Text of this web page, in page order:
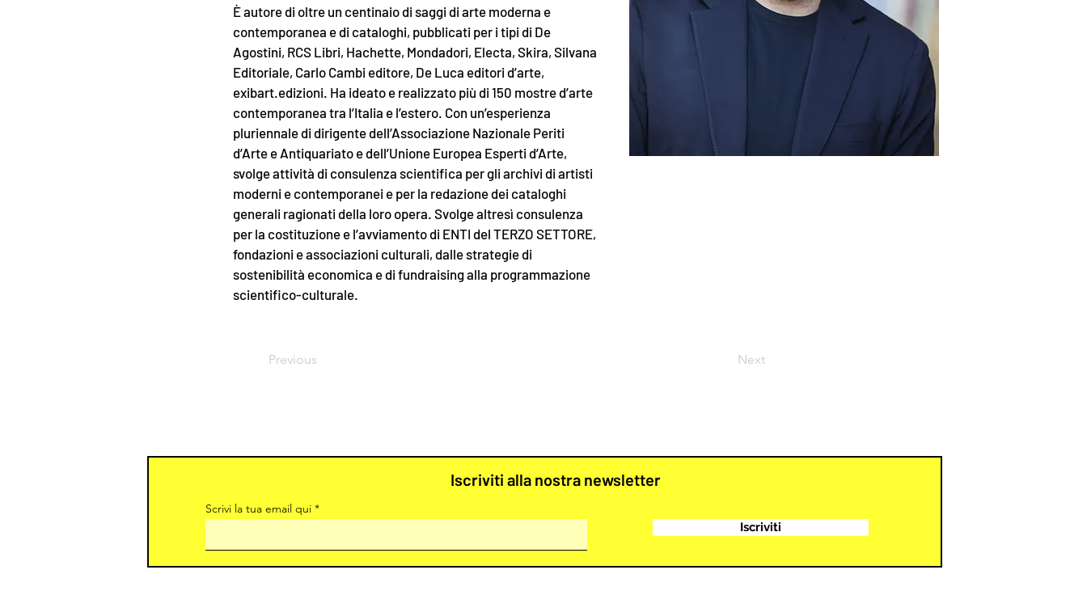
È autore di oltre un centinaio di saggi di arte moderna e
contemporanea e di cataloghi, pubblicati per i tipi di De
Agostini, RCS Libri, Hachette, Mondadori, Electa, Skira, Silvana
Editoriale, Carlo Cambi editore, De Luca editori d’arte,
exibart.edizioni. Ha ideato e realizzato più di 150 mostre d’arte
contemporanea tra l’Italia e l’estero. Con un’esperienza
pluriennale di dirigente dell’Associazione Nazionale Periti
d’Arte e Antiquariato e dell’Unione Europea Esperti d’Arte,
svolge attività di consulenza scientifica per gli archivi di artisti
moderni e contemporanei e per la redazione dei cataloghi
generali ragionati della loro opera. Svolge altresì consulenza
per la costituzione e l’avviamento di ENTI del TERZO SETTORE,
fondazioni e associazioni culturali, dalle strategie di
sostenibilità economica e di fundraising alla programmazione
scientifico-culturale.
Previous Next
Iscriviti alla nostra newsletter
Scrivi la tua email qui
Iscriviti